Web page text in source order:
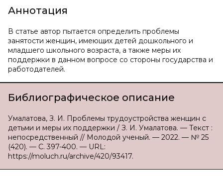
Аннотация
В статье автор пытается определить проблемы
занятости женщин, имеющих детей дошкольного и
младшего школьного возраста, а также меры их
поддержки в данном вопросе со стороны государства и
работодателей.
Библиографическое описание
Умалатова, З. И. Проблемы трудоустройства женщин с
детьми и меры их поддержки / З. И. Умалатова. — Текст :
непосредственный // Молодой ученый. — 2022. — № 25
(420). — С. 397-400. — URL:
https://moluch.ru/archive/420/93417.